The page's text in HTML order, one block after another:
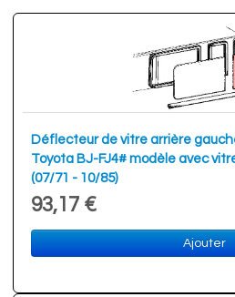
Déflecteur de vitre arrière
Toyota BJ-FJ4# modèle avec
(07/71 - 10/85)
93,17 €
Ajouter